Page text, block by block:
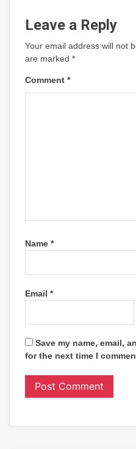
Leave a Reply
Your email address will not
are marked *
Comment *
Name *
Email *
Save my name, email,
for the next time I